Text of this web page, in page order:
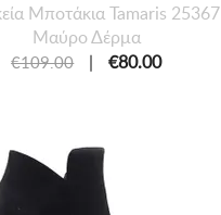
Mποτάκια Tamaris 25367
Μαύρο Δέρμα
€109.00 | €80.00